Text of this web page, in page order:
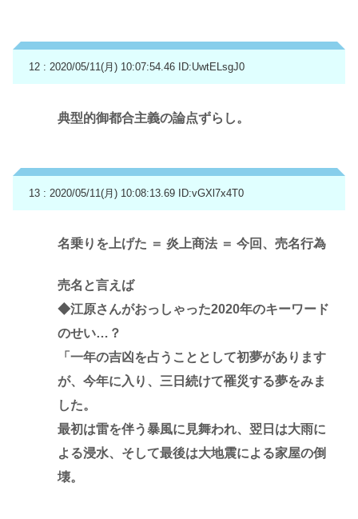
12 : 2020/05/11(月) 10:07:54.46 ID:UwtELsgJ0
典型的御都合主義の論点ずらし。
13 : 2020/05/11(月) 10:08:13.69 ID:vGXl7x4T0
名乗りを上げた ＝ 炎上商法 ＝ 今回、売名行為
売名と言えば
◆江原さんがおっしゃった2020年のキーワード
のせい…？
「一年の吉凶を占うこととして初夢があります
が、今年に入り、三日続けて罹災する夢をみま
した。
最初は雷を伴う暴風に見舞われ、翌日は大雨に
よる浸水、そして最後は大地震による家屋の倒
壊。